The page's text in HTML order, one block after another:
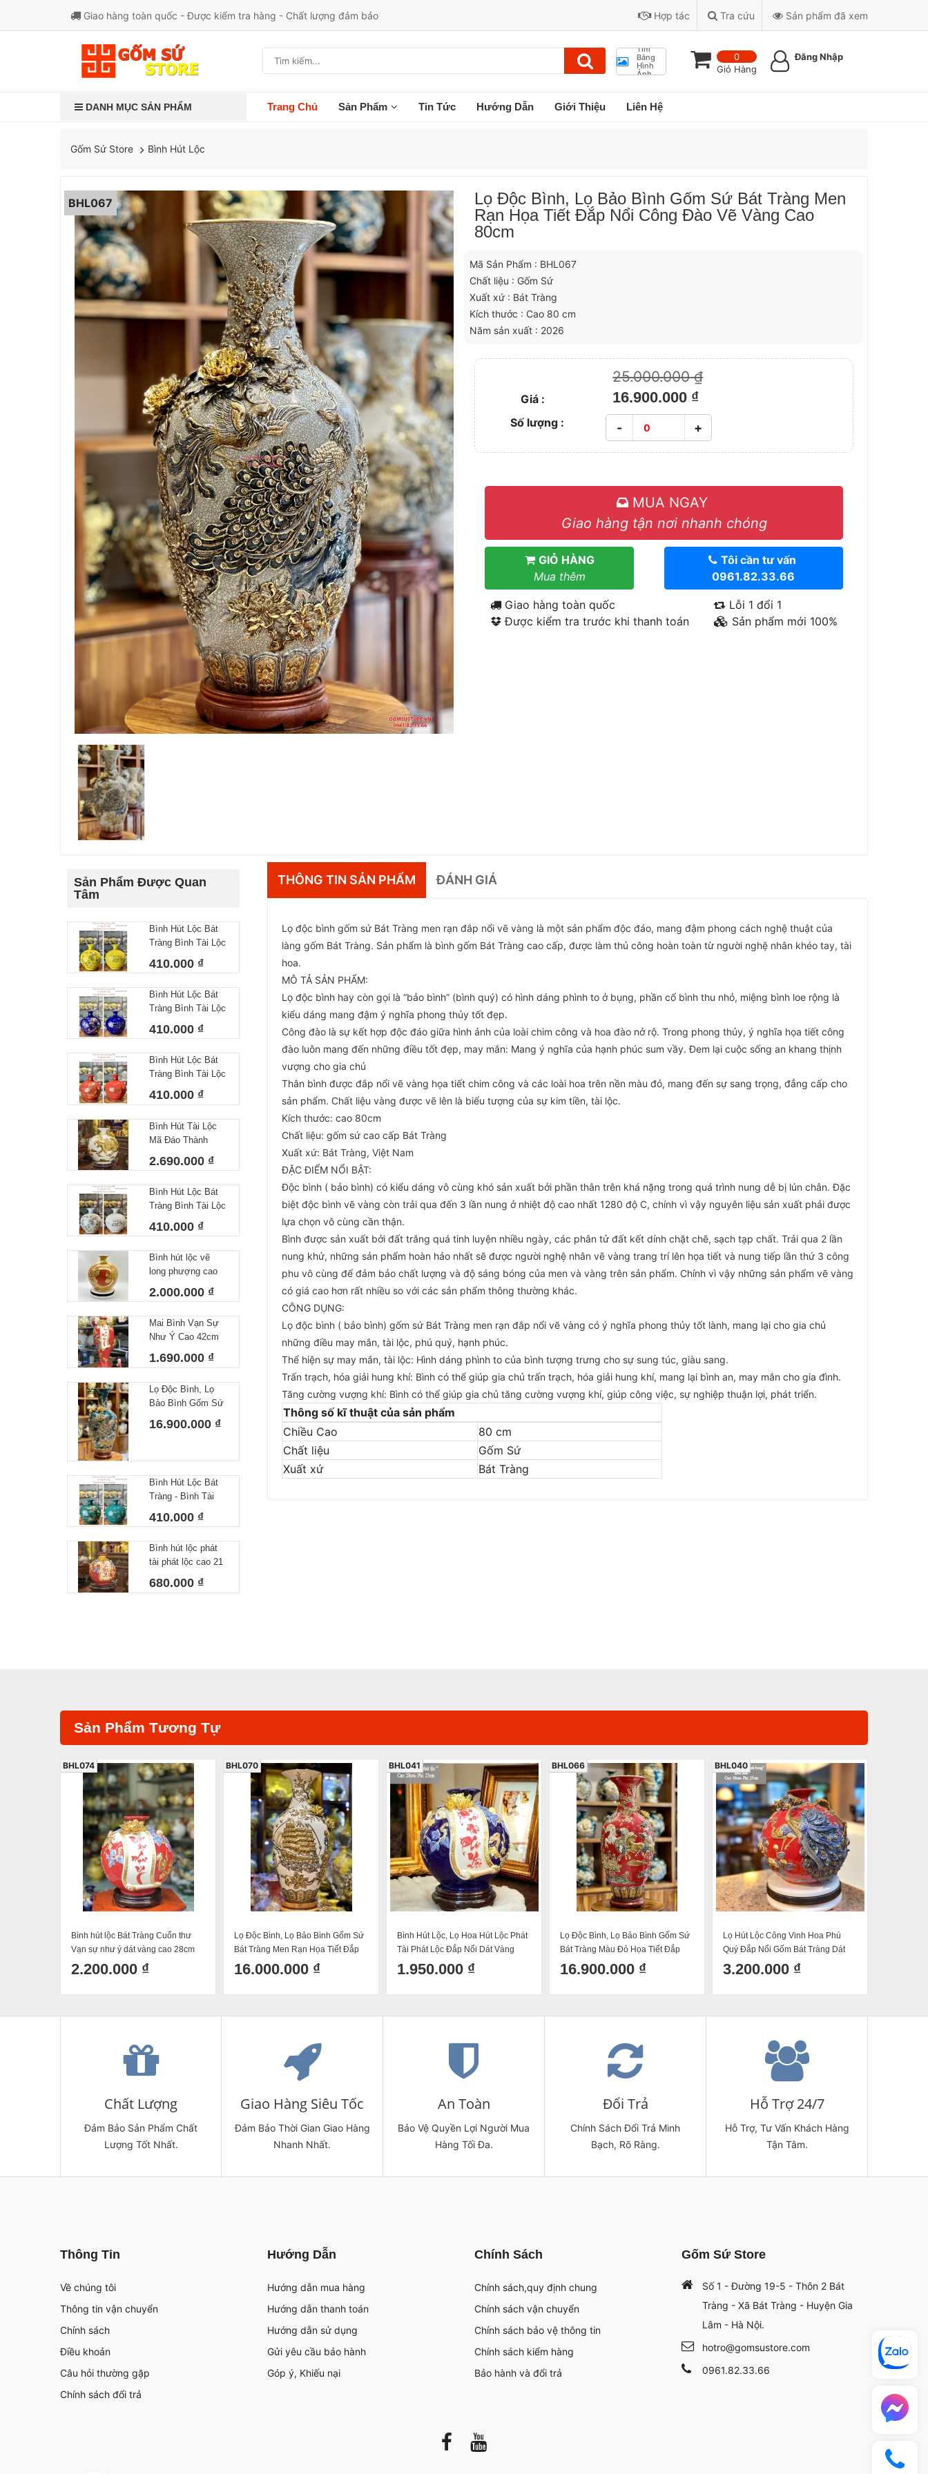
Giao hàng toàn quốc - Được kiểm tra hàng - Chất lượng đảm bảo Hợp tác Tra cứu Sản phẩm đã xem
Tìm
Bằng
Hình
Ảnh
0
Giỏ Hàng
Đăng Nhập
DANH MỤC SẢN PHẨM Trang Chủ Sản Phẩm Tin Tức Hướng Dẫn Giới Thiệu Liên Hệ
Gốm Sứ Store Bình Hút Lộc
BHL067
Lọ Độc Bình, Lọ Bảo Bình Gốm Sứ Bát Tràng Men
Rạn Họa Tiết Đắp Nổi Công Đào Vẽ Vàng Cao
80cm
Mã Sản Phẩm : BHL067
Chất liệu : Gốm Sứ
Xuất xứ : Bát Tràng
Kích thước : Cao 80 cm
Năm sản xuất : 2026
25.000.000 ₫
Giá : 16.900.000 ₫
Số lượng : - +
MUA NGAY
Giao hàng tận nơi nhanh chóng
GIỎ HÀNG
Mua thêm
Tôi cần tư vấn
0961.82.33.66
Giao hàng toàn quốc
Được kiểm tra trước khi thanh toán
Lỗi 1 đổi 1
Sản phẩm mới 100%
Sản Phẩm Được Quan
Tâm
Bình Hút Lộc Bát
Tràng Bình Tài Lộc
Vàng
410.000 ₫
Bình Hút Lộc Bát
Tràng Bình Tài Lộc
Xanh Dương
410.000 ₫
Bình Hút Lộc Bát
Tràng Bình Tài Lộc
Công Danh Tài Lộc
Màu Đỏ
410.000 ₫
Bình Hút Tài Lộc
Mã Đáo Thành
2.690.000 ₫
Bình Hút Lộc Bát
Tràng Bình Tài Lộc
Trắng
410.000 ₫
Bình hút lộc vẽ
long phượng cao
2.000.000 ₫
Mai Bình Vạn Sự
Như Ý Cao 42cm
1.690.000 ₫
Lọ Độc Bình, Lọ
Bảo Bình Gốm Sứ
Xanh Họa Tiết Đắp
16.900.000 ₫
Bình Hút Lộc Bát
Tràng - Bình Tài
Lộc Công Danh Tài
Lộc Xanh Lá
410.000 ₫
Bình hút lộc phát
tài phát lộc cao 21
680.000 ₫
THÔNG TIN SẢN PHẨM ĐÁNH GIÁ
Lọ độc bình gốm sứ Bát Tràng men rạn đắp nổi vẽ vàng là một sản phẩm độc đáo, mang đậm phong cách nghệ thuật của
làng gốm Bát Tràng. Sản phẩm là bình gốm Bát Tràng cao cấp, được làm thủ công hoàn toàn từ người nghệ nhân khéo tay, tài
hoa.
MÔ TẢ SẢN PHẨM:
Lọ độc bình hay còn gọi là “bảo bình” (bình quý) có hình dáng phình to ở bụng, phần cổ bình thu nhỏ, miệng bình loe rộng là
kiểu dáng mang đậm ý nghĩa phong thủy tốt đẹp.
Công đào là sự kết hợp độc đáo giữa hình ảnh của loài chim công và hoa đào nở rộ. Trong phong thủy, ý nghĩa họa tiết công
đào luôn mang đến những điều tốt đẹp, may mắn: Mang ý nghĩa của hạnh phúc sum vầy. Đem lại cuộc sống an khang thịnh
vượng cho gia chủ
Thân bình được đắp nổi vẽ vàng họa tiết chim công và các loài hoa trên nền màu đỏ, mang đến sự sang trọng, đẳng cấp cho
sản phẩm. Chất liệu vàng được vẽ lên là biểu tượng của sự kim tiền, tài lộc.
Kích thước: cao 80cm
Chất liệu: gốm sứ cao cấp Bát Tràng
Xuất xứ: Bát Tràng, Việt Nam
ĐẶC ĐIỂM NỔI BẬT:
Độc bình ( bảo bình) có kiểu dáng vô cùng khó sản xuất bởi phần thân trên khá nặng trong quá trình nung dễ bị lún chân. Đặc
biệt độc bình vẽ vàng còn trải qua đến 3 lần nung ở nhiệt độ cao nhất 1280 độ C, chính vì vậy nguyên liệu sản xuất phải được
lựa chọn vô cùng cần thận.
Bình được sản xuất bởi đất trắng quá tinh luyện nhiều ngày, các phân tử đất kết dính chặt chẽ, sạch tạp chất. Trải qua 2 lần
nung khử, những sản phẩm hoàn hảo nhất sẽ được người nghệ nhân vẽ vàng trang trí lên họa tiết và nung tiếp lần thứ 3 công
phu vô cùng để đảm bảo chất lượng và độ sáng bóng của men và vàng trên sản phẩm. Chính vì vậy những sản phẩm vẽ vàng
có giá cao hơn rất nhiều so với các sản phẩm thông thường khác.
CÔNG DỤNG:
Lọ độc bình ( bảo bình) gốm sứ Bát Tràng men rạn đắp nổi vẽ vàng có ý nghĩa phong thủy tốt lành, mang lại cho gia chủ
những điều may mắn, tài lộc, phú quý, hạnh phúc.
Thể hiện sự may mắn, tài lộc: Hình dáng phình to của bình tượng trưng cho sự sung túc, giàu sang.
Trấn trạch, hóa giải hung khí: Bình có thể giúp gia chủ trấn trạch, hóa giải hung khí, mang lại bình an, may mắn cho gia đình.
Tăng cường vượng khí: Bình có thể giúp gia chủ tăng cường vượng khí, giúp công việc, sự nghiệp thuận lợi, phát triển.
Thông số kĩ thuật của sản phẩm
Chiều Cao
80 cm
Chất liệu
Gốm Sứ
Xuất xứ
Bát Tràng
Sản Phẩm Tương Tự
Bình hút lộc Bát Tràng Cuốn thư
Vạn sự như ý dát vàng cao 28cm
phi 25cm
2.200.000 ₫
BHL074
Lọ Độc Bình, Lọ Bảo Bình Gốm Sứ
Bát Tràng Men Rạn Họa Tiết Đắp
Nổi Thuận Buồm Xuôi Gió Vẽ Vàng
Cao 80cm
16.000.000 ₫
BHL070
Bình Hút Lộc, Lọ Hoa Hút Lộc Phát
Tài Phát Lộc Đắp Nổi Dát Vàng
Gốm Sứ Bát Tràng Men Màu Hút
Tài Lộc Phong Thuỷ H28
1.950.000 ₫
BHL041
Lọ Độc Bình, Lọ Bảo Bình Gốm Sứ
Bát Tràng Màu Đỏ Họa Tiết Đắp
Nổi Bát Mã Vẽ Vàng Cao 80cm
16.900.000 ₫
BHL066
Lọ Hút Lộc Công Vinh Hoa Phú
Quý Đắp Nổi Gốm Bát Tràng Dát
Vàng Cao 30cm
3.200.000 ₫
BHL040
Chất Lượng
Đảm Bảo Sản Phẩm Chất
Lượng Tốt Nhất.
Giao Hàng Siêu Tốc
Đảm Bảo Thời Gian Giao Hàng
Nhanh Nhất.
An Toàn
Bảo Vệ Quyền Lợi Người Mua
Hàng Tối Đa.
Đổi Trả
Chính Sách Đổi Trả Minh
Bạch, Rõ Ràng.
Hỗ Trợ 24/7
Hỗ Trợ, Tư Vấn Khách Hàng
Tận Tâm.
Thông Tin
Về chúng tôi
Thông tin vận chuyển
Chính sách
Điều khoản
Câu hỏi thường gặp
Chính sách đổi trả
Hướng Dẫn
Hướng dẫn mua hàng
Hướng dẫn thanh toán
Hướng dẫn sử dụng
Gửi yêu cầu bảo hành
Góp ý, Khiếu nại
Chính Sách
Chính sách,quy định chung
Chính sách vận chuyển
Chính sách bảo vệ thông tin
Chính sách kiểm hàng
Bảo hành và đổi trả
Gốm Sứ Store
Số 1 - Đường 19-5 - Thôn 2 Bát
Tràng - Xã Bát Tràng - Huyện Gia
Lâm - Hà Nội.
hotro@gomsustore.com
0961.82.33.66